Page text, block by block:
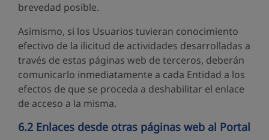
brevedad posible.
Asimismo, si los Usuarios tuvieran conocimiento
efectivo de la ilicitud de actividades desarrolladas a
través de estas páginas web de terceros, deberán
comunicarlo inmediatamente a cada Entidad a los
efectos de que se proceda a deshabilitar el enlace
de acceso a la misma.
6.2 Enlaces desde otras páginas web al Portal